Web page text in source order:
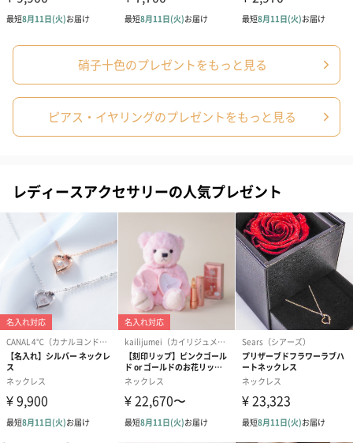
紙袋
お渡し用の紙袋です。
商品に合わせたサイズをお届けします。
あり（280円）
メッセージカード（通常・写真・グリーティング）
誕生日や結婚祝い・出産祝いなど、様々なシーンのメッセージカ
ードを同梱します。
メッセージカードや封筒のデザインは一部変更する場合がありま
す。
硝子十色のプレゼントをもっと見る
ピアス・イヤリングのプレゼントをもっと見る
レディースアクセサリーの人気プレゼント